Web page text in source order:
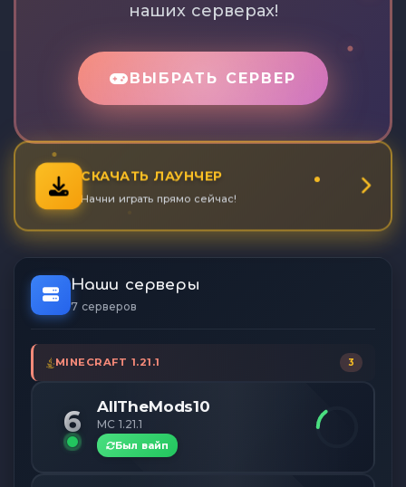
наших серверах!
ВЫБРАТЬ СЕРВЕР
СКАЧАТЬ ЛАУНЧЕР
Начни играть прямо сейчас!
Наши серверы
7 серверов
MINECRAFT 1.21.1 3
6 AllTheMods10
MC 1.21.1
Был вайп